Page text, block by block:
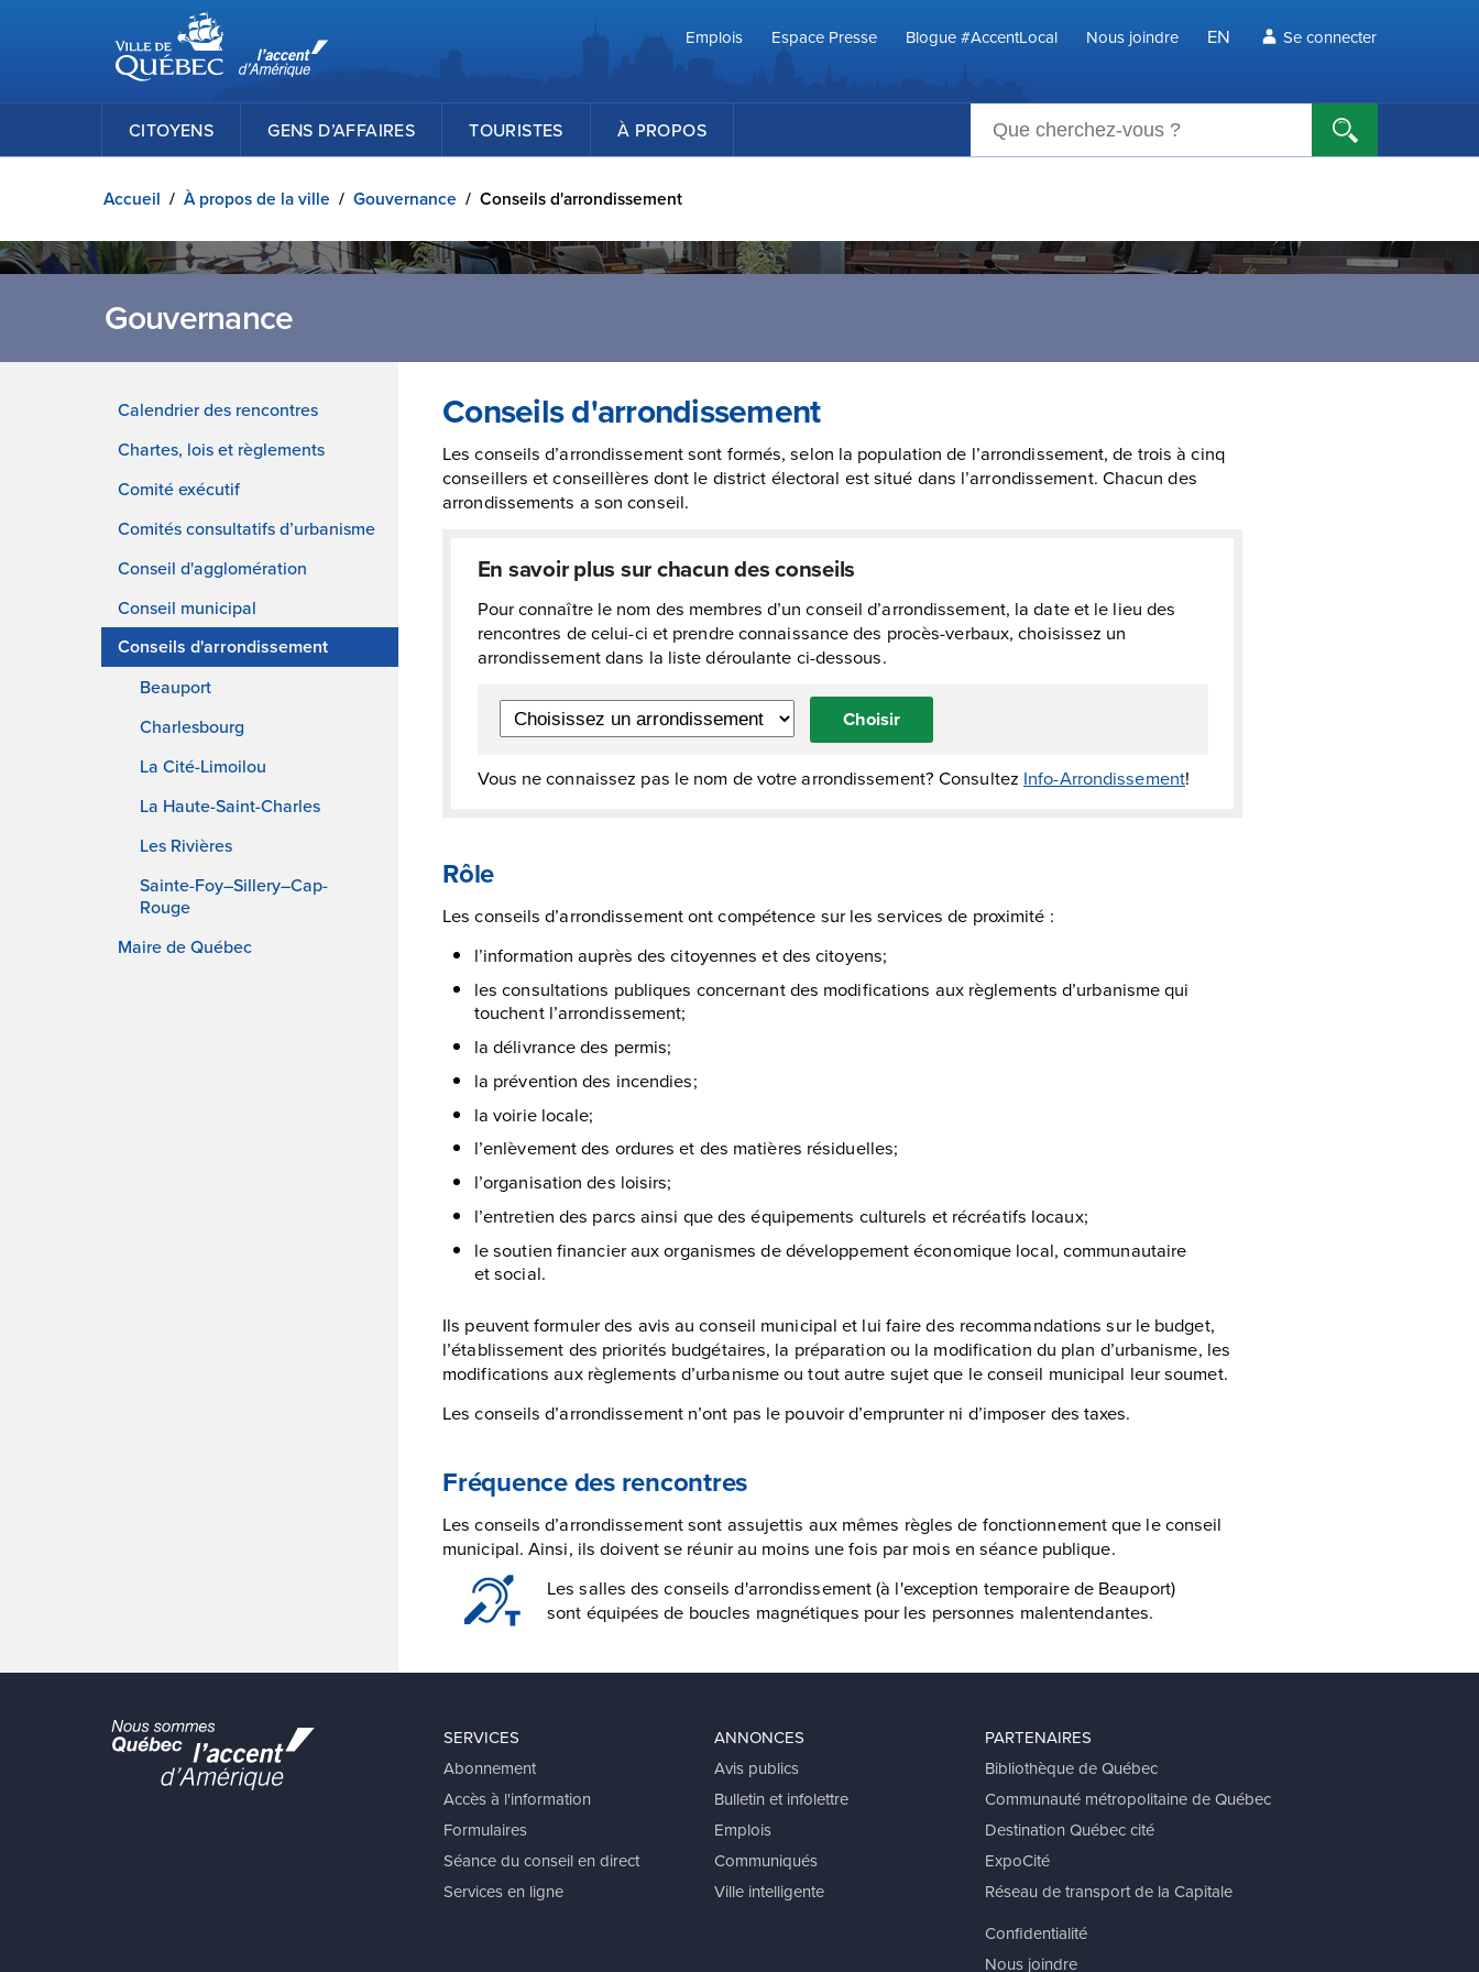
Passer au contenu principal
Ville de Québec
Emplois
Espace Presse Blogue #AccentLocal Nous joindre EN Se connecter
CITOYENS GENS D’AFFAIRES TOURISTES À PROPOS
Accueil / À propos de la ville / Gouvernance / Conseils d'arrondissement
Gouvernance
Calendrier des rencontres
Chartes, lois et règlements
Comité exécutif
Comités consultatifs d’urbanisme
Conseil d'agglomération
Conseil municipal
Conseils d'arrondissement
Beauport
Charlesbourg
La Cité-Limoilou
La Haute-Saint-Charles
Les Rivières
Sainte-Foy–Sillery–Cap-
Rouge
Maire de Québec
Conseils d'arrondissement
Les conseils d’arrondissement sont formés, selon la population de l’arrondissement, de trois à cinq
conseillers et conseillères dont le district électoral est situé dans l’arrondissement. Chacun des
arrondissements a son conseil.
En savoir plus sur chacun des conseils
Pour connaître le nom des membres d’un conseil d’arrondissement, la date et le lieu des
rencontres de celui-ci et prendre connaissance des procès-verbaux, choisissez un
arrondissement dans la liste déroulante ci-dessous.
Choisir
Vous ne connaissez pas le nom de votre arrondissement? Consultez Info-Arrondissement!
Rôle
Les conseils d’arrondissement ont compétence sur les services de proximité :
l’information auprès des citoyennes et des citoyens;
les consultations publiques concernant des modifications aux règlements d’urbanisme qui
touchent l’arrondissement;
la délivrance des permis;
la prévention des incendies;
la voirie locale;
l’enlèvement des ordures et des matières résiduelles;
l’organisation des loisirs;
l’entretien des parcs ainsi que des équipements culturels et récréatifs locaux;
le soutien financier aux organismes de développement économique local, communautaire
et social.
Ils peuvent formuler des avis au conseil municipal et lui faire des recommandations sur le budget,
l’établissement des priorités budgétaires, la préparation ou la modification du plan d’urbanisme, les
modifications aux règlements d’urbanisme ou tout autre sujet que le conseil municipal leur soumet.
Les conseils d’arrondissement n’ont pas le pouvoir d’emprunter ni d’imposer des taxes.
Fréquence des rencontres
Les conseils d’arrondissement sont assujettis aux mêmes règles de fonctionnement que le conseil
municipal. Ainsi, ils doivent se réunir au moins une fois par mois en séance publique.
Les salles des conseils d'arrondissement (à l'exception temporaire de Beauport)
sont équipées de boucles magnétiques pour les personnes malentendantes.
SERVICES
Abonnement
Accès à l'information
Formulaires
Séance du conseil en direct
Services en ligne
ANNONCES
Avis publics
Bulletin et infolettre
Emplois
Communiqués
Ville intelligente
PARTENAIRES
Bibliothèque de Québec
Communauté métropolitaine de Québec
Destination Québec cité
ExpoCité
Réseau de transport de la Capitale
Confidentialité
Nous joindre